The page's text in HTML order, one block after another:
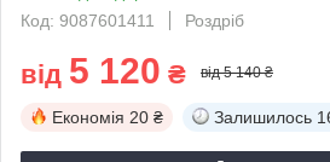
Код: 9087601411
Роздріб
від 5 120 ₴ від 5 140 ₴
Економія 20 ₴ Залишилось